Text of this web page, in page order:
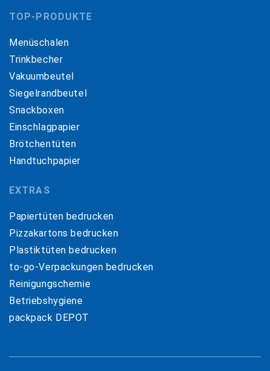
TOP-PRODUKTE
Menüschalen
Trinkbecher
Vakuumbeutel
Siegelrandbeutel
Snackboxen
Einschlagpapier
Brötchentüten
Handtuchpapier
EXTRAS
Papiertüten bedrucken
Pizzakartons bedrucken
Plastiktüten bedrucken
to-go-Verpackungen bedrucken
Reinigungschemie
Betriebshygiene
packpack DEPOT